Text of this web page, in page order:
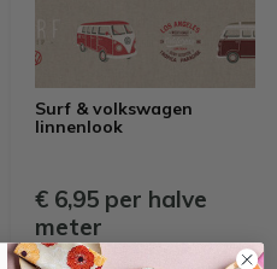
Surf & volkswagen
linnenlook
€ 6,95 per halve
meter